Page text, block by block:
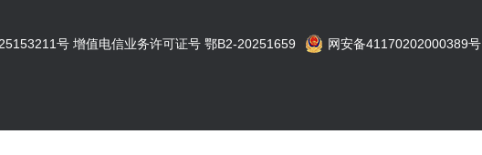
号 增值电信业务许可证号 鄂B2-20251659 网安备41170202000389号